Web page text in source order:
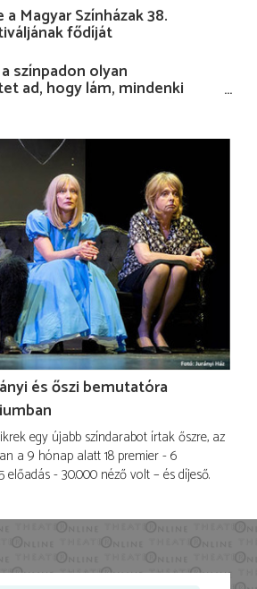
Magyar Színházak 38.
fődíját
színpadon olyan
ad, hogy lám, mindenki
magammal…”
és őszi bemutatóra
egy újabb színdarabot írtak őszre, az
a 9 hónap alatt 18 premier - 6
- 30.000 néző volt – és díjeső.